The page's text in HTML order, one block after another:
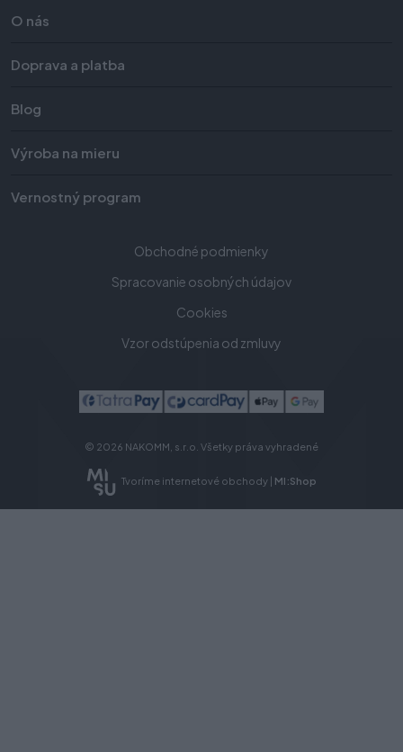
O nás
Doprava a platba
Blog
Výroba na mieru
Vernostný program
Obchodné podmienky
Spracovanie osobných údajov
Cookies
Vzor odstúpenia od zmluvy
© 2026 NAKOMM, s.r.o. Všetky práva vyhradené
Tvoríme internetové obchody | MI:Shop